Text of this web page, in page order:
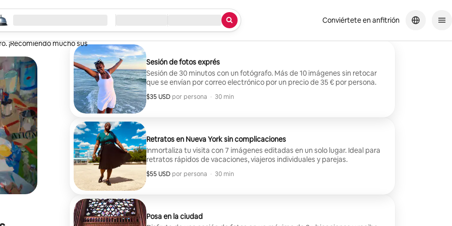
la búsqueda Llegada / Salida Conviértete en anfitrión
Sesión de fotos exprés
Sesión de 30 minutos con un fotógrafo. Más de 10 imágenes sin retocar
que se envían por correo electrónico por un precio de 35 € por persona.
$35 USD por persona
$35 USD por huésped
, · 30 min
Retratos en Nueva York sin complicaciones
Inmortaliza tu visita con 7 imágenes editadas en un solo lugar. Ideal para
retratos rápidos de vacaciones, viajeros individuales y parejas.
$55 USD por persona
$55 USD por huésped
, · 30 min
Posa en la ciudad
a gusto. Su auténtica pasión
¡Recomiendo mucho sus